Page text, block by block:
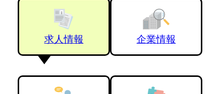
求人情報 企業情報